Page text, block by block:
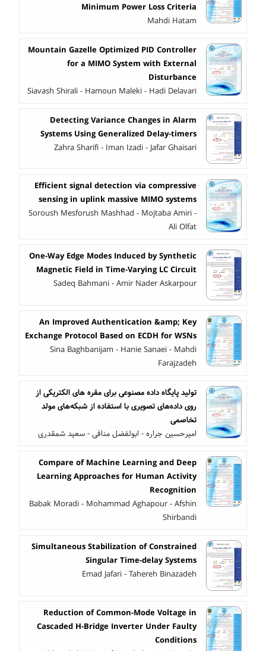
Minimum Power Loss Criteria
Mahdi Hatam
Mountain Gazelle Optimized PID Controller
for a MIMO System with External
Disturbance
Siavash Shirali - Hamoun Maleki - Hadi Delavari
Detecting Variance Changes in Alarm
Systems Using Generalized Delay-timers
Zahra Sharifi - Iman Izadi - Jafar Ghaisari
Efficient signal detection via compressive
sensing in uplink massive MIMO systems
Soroush Mesforush Mashhad - Mojtaba Amiri -
Ali Olfat
One-Way Edge Modes Induced by Synthetic
Magnetic Field in Time-Varying LC Circuit
Sadeq Bahmani - Amir Nader Askarpour
An Improved Authentication &amp; Key
Exchange Protocol Based on ECDH for WSNs
Sina Baghbanijam - Hanie Sanaei - Mahdi
Farajzadeh
تولید پایگاه داده مصنوعی برای مقره های الکتریکی از
روی داده‌های تصویری با استفاده از شبکه‌های مولد
تخاصمی
امیرحسین جراره - ابولفضل منافی - سعید شمقدری
Compare of Machine Learning and Deep
Learning Approaches for Human Activity
Recognition
Babak Moradi - Mohammad Aghapour - Afshin
Shirbandi
Simultaneous Stabilization of Constrained
Singular Time-delay Systems
Emad Jafari - Tahereh Binazadeh
Reduction of Common-Mode Voltage in
Cascaded H-Bridge Inverter Under Faulty
Conditions